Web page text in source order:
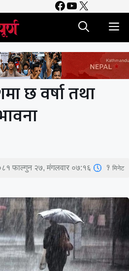
Facebook
YouTube
X
छ वर्षा तथा
फाल्गुन २७, मंगलवार ०७:१६ 1 मिनेट